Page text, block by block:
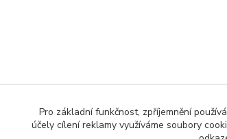
Pro základní funkčnost, zpříjemnění
účely cílení reklamy využíváme soubory